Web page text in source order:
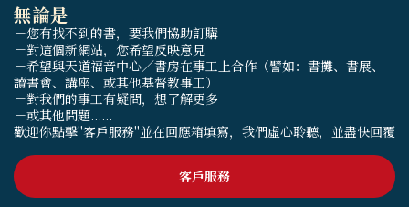
無論是
－您有找不到的書，要我們協助訂購
－對這個新網站，您希望反映意見
－希望與天道福音中心／書房在事工上合作（譬如：書攤、書展、
讀書會、講座、或其他基督教事工）
－對我們的事工有疑問，想了解更多
－或其他問題......
歡迎你點擊"客戶服務"並在回應箱填寫，我們虛心聆聽，並盡快回覆
客戶服務